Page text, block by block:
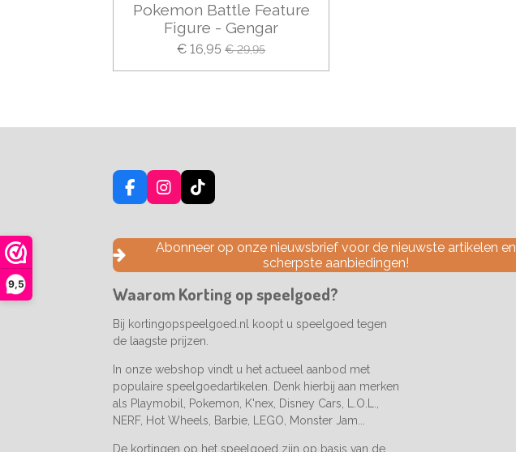
9,5
Pokemon Battle Feature
Figure - Gengar
€ 16,95 € 29,95
F
a
e
o
k
I
n
t
a
g
a
T
i
T
o
k
Abonneer op onze nieuwsbrief voor de nieuwste artikelen en
scherpste aanbiedingen!
Waarom Korting op speelgoed?
Bij kortingopspeelgoed.nl koopt u speelgoed tegen
de laagste prijzen.
In onze webshop vindt u het actueel aanbod met
populaire speelgoedartikelen. Denk hierbij aan merken
als Playmobil, Pokemon, K'nex, Disney Cars, L.O.L.,
NERF, Hot Wheels, Barbie, LEGO, Monster Jam...
De kortingen op het speelgoed zijn op basis van de